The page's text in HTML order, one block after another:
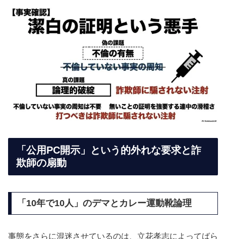
「公用PC開示」という的外れな要求と詐
欺師の扇動
「10年で10人」のデマとカレー運動靴論理
事態をさらに混迷させているのは、立花孝志によってばら